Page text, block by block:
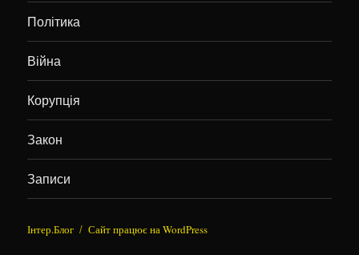
Політика
Війна
Корупція
Закон
Записи
Інтер.Блог Сайт працює на WordPress